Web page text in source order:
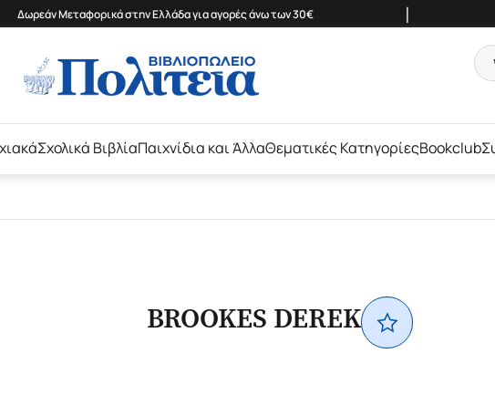
Δωρεάν Μεταφορικά στην Ελλάδα για αγορές άνω των 30€ |
Σχολικά ΒιβλίαΠαιχνίδια και ΆλλαΘεματικές ΚατηγορίεςBookclub
BROOKES DEREK